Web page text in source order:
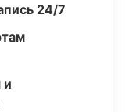
24/7
и